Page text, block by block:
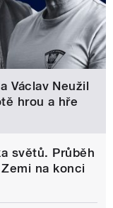
Václav Neužil
hrou a hře
světů. Průběh
na konci